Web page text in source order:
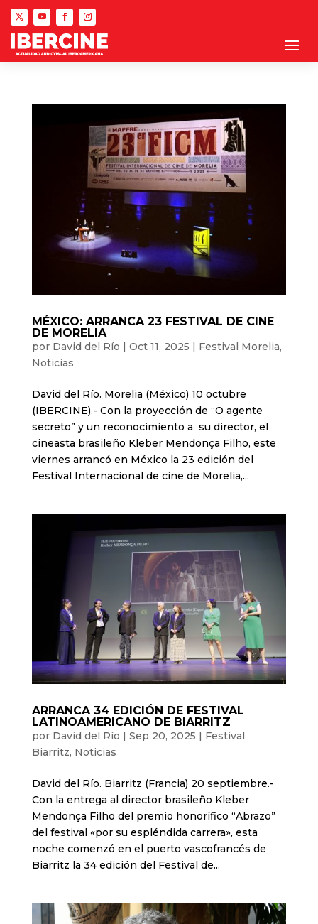
MÉXICO: ARRANCA 23 FESTIVAL DE CINE
DE MORELIA
por David del Río | Oct 11, 2025 | Festival Morelia,
Noticias
David del Río. Morelia (México) 10 octubre
(IBERCINE).- Con la proyección de “O agente
secreto” y un reconocimiento a su director, el
cineasta brasileño Kleber Mendonça Filho, este
viernes arrancó en México la 23 edición del
Festival Internacional de cine de Morelia,...
ARRANCA 34 EDICIÓN DE FESTIVAL
LATINOAMERICANO DE BIARRITZ
por David del Río | Sep 20, 2025 | Festival
Biarritz, Noticias
David del Río. Biarritz (Francia) 20 septiembre.-
Con la entrega al director brasileño Kleber
Mendonça Filho del premio honorífico “Abrazo”
del festival «por su espléndida carrera», esta
noche comenzó en el puerto vascofrancés de
Biarritz la 34 edición del Festival de...